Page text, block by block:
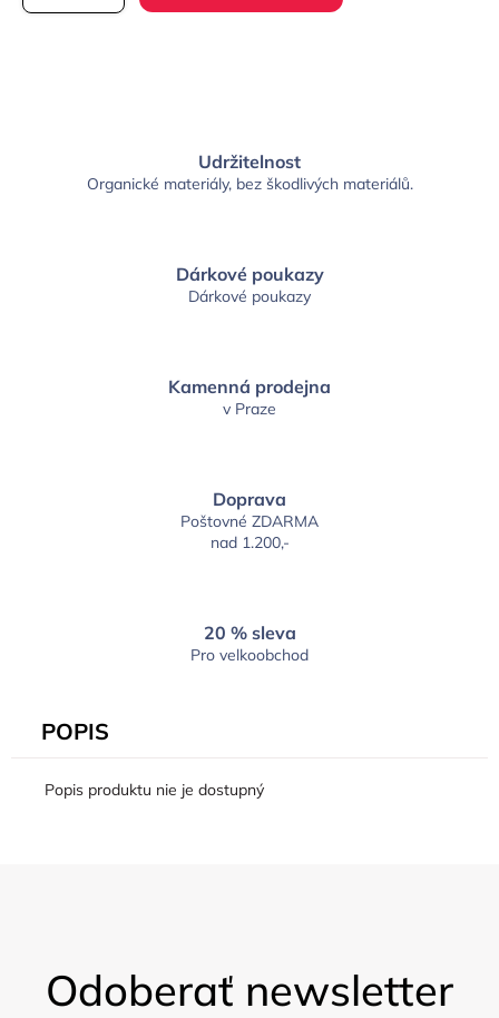
Udržitelnost
Organické materiály, bez škodlivých materiálů.
Dárkové poukazy
Dárkové poukazy
Kamenná prodejna
v Praze
Doprava
Poštovné ZDARMA
nad 1.200,-
20 % sleva
Pro velkoobchod
POPIS
Popis produktu nie je dostupný
Odoberať newsletter